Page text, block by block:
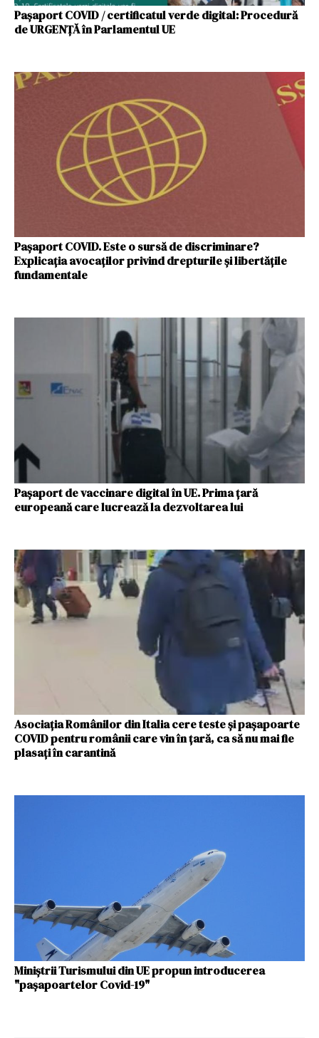
Pașaport COVID / certificatul verde digital: Procedură
de URGENȚĂ în Parlamentul UE
Paşaport COVID. Este o sursă de discriminare?
Explicaţia avocaţilor privind drepturile şi libertăţile
fundamentale
Paşaport de vaccinare digital în UE. Prima ţară
europeană care lucrează la dezvoltarea lui
Asociaţia Românilor din Italia cere teste şi paşapoarte
COVID pentru românii care vin în ţară, ca să nu mai fie
plasaţi în carantină
Miniştrii Turismului din UE propun introducerea
"paşapoartelor Covid-19"